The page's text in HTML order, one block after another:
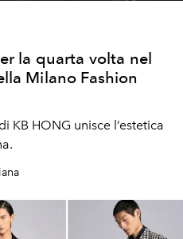
la quarta volta nel
Milano Fashion
KB HONG unisce l’estetica